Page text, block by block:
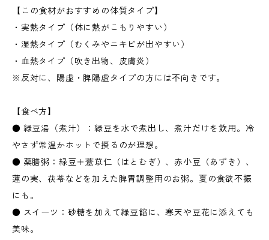
【この食材がおすすめの体質タイプ】
・実熱タイプ（体に熱がこもりやすい）
・湿熱タイプ（むくみやニキビが出やすい）
・血熱タイプ（吹き出物、皮膚炎）
※反対に、陽虚・脾陽虚タイプの方には不向きです。
【食べ方】
● 緑豆湯（煮汁）：緑豆を水で煮出し、煮汁だけを飲用。冷
やさず常温かホットで摂るのが理想。
● 薬膳粥：緑豆＋薏苡仁（はとむぎ）、赤小豆（あずき）、
蓮の実、茯苓などを加えた脾胃調整用のお粥。夏の食欲不振
にも。
● スイーツ：砂糖を加えて緑豆餡に、寒天や豆花に添えても
美味。